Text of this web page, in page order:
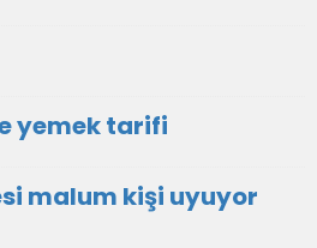
yemek tarifi
malum kişi uyuyor